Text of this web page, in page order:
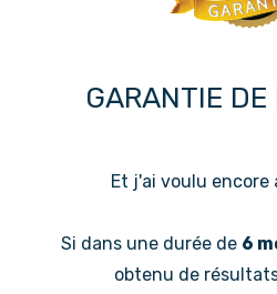
GARANTIE DE
Et j'ai voulu encore
Si dans une durée de 6
obtenu de